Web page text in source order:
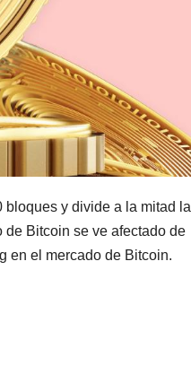
bloques y divide a la mitad la
Bitcoin se ve afectado de
en el mercado de Bitcoin.